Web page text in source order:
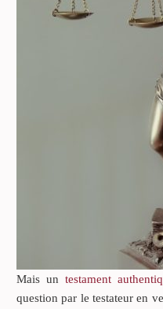
Mais untestament
question par le testateur en